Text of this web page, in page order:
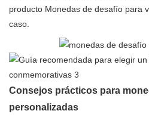
producto Monedas de desafío para
caso.
Consejos prácticos para
personalizadas